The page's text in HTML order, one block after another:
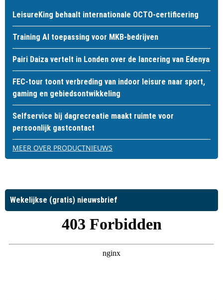
LeisureKing behaalt internationale OCTO-certificering
Training AI toepassing voor MKB-bedrijven
Pairi Daiza vertelt in Londen over de lancering van Edenya
FEC-tour toont verbreding van indoor leisure naar sport,
gaming en gebiedsontwikkeling
Selfservice bij dagrecreatie maakt ruimte voor
persoonlijk gastcontact
MEER OVER PRODUCTNIEUWS
Wekelijkse (gratis) nieuwsbrief